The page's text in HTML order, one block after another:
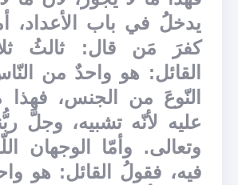
يدخلُُ في باب الأعداد،
كفرَ مَن قال: ثالثُ
القائل: هو واحدٌ من
النّوعَ من الجنس، فهذا
عليه لأنّه تشبيه، وجلَّ
وتعالى. وأمّا الوجهان
فيه، فقولُ القائل: هو